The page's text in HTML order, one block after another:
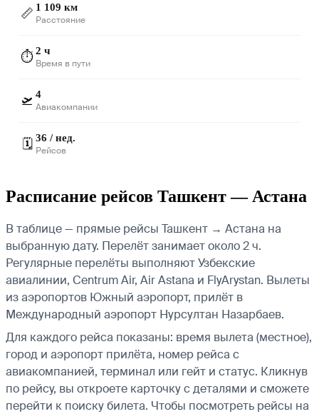
📏 1 109 км
Расстояние
⏱️2 ч
Время в пути
🛫 4
Авиакомпании
🗓️ 36 / нед.
Рейсов
Расписание рейсов Ташкент — Астана
В таблице — прямые рейсы Ташкент → Астана на
выбранную дату. Перелёт занимает около 2 ч.
Регулярные перелёты выполняют Узбекские
авиалинии, Centrum Air, Air Astana и FlyArystan. Вылеты
из аэропортов Южный аэропорт, прилёт в
Международный аэропорт Нурсултан Назарбаев.
Для каждого рейса показаны: время вылета (местное),
город и аэропорт прилёта, номер рейса с
авиакомпанией, терминал или гейт и статус. Кликнув
по рейсу, вы откроете карточку с деталями и сможете
перейти к поиску билета. Чтобы посмотреть рейсы на